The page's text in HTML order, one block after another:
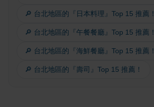
🔎 台北地區的『日本料理』Top 15 推薦！
🔎 台北地區的『午餐餐廳』Top 15 推薦！
🔎 台北地區的『海鮮餐廳』Top 15 推薦！
🔎 台北地區的『壽司』Top 15 推薦！